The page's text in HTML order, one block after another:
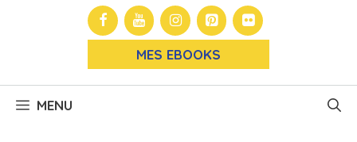
MES EBOOKS
MENU